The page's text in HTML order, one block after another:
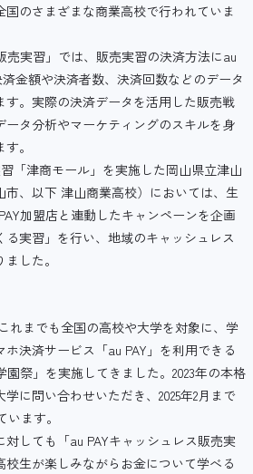
のさまざまな商業高校で行われていま
売実習」では、販売実習の決済方法にau
金額や決済者数、決済回数などのデータ
す。実際の決済データを活用した販売戦
ータ分析やマーケティングのスキルを身
。
習「津商モール」を実施した岡山県立津山
市、以下 津山商業高校）においては、生
加盟店と連動したキャンペーンを企画
実習」を行い、地域のキャッシュレス
した。
れまでも全国の高校や大学を対象に、学
決済サービス「au PAY」を利用できる
園祭」を実施してきました。2023年の本格
に問い合わせいただき、2025年2月まで
ます。
しても「au PAYキャッシュレス販売実
生が楽しみながらお金について学べる